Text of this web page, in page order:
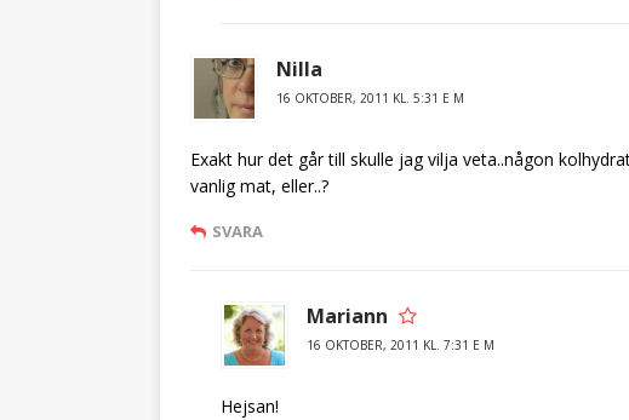
Nilla
16 OKTOBER, 2011 KL. 5:31 E M
Exakt hur det går till skulle jag vilja veta..någon
vanlig mat, eller..?
SVARA
Mariann
16 OKTOBER, 2011 KL. 7:31 E M
Hejsan!